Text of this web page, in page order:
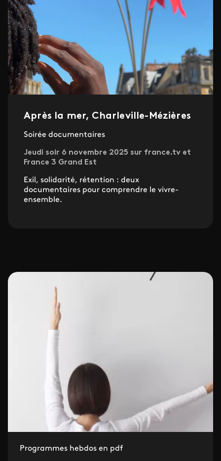
Après la mer, Charleville-Mézières
Soirée documentaires
Jeudi soir 6 novembre 2025 sur france.tv et
France 3 Grand Est
Exil, solidarité, rétention : deux
documentaires pour comprendre le vivre-
ensemble.
Programmes hebdos en pdf